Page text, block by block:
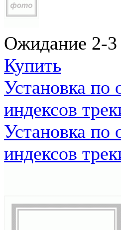
Ожидание 2-3
Купить
Установка по
индексов
Установка по
индексов